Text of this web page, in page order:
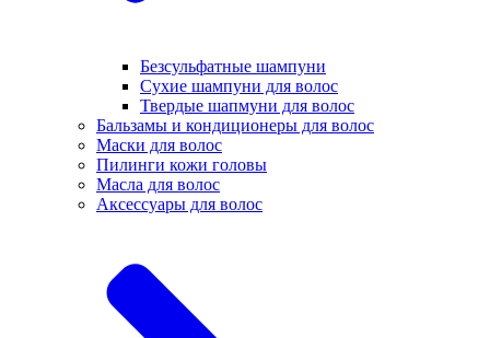
Безсульфатные шампуни
Сухие шампуни для волос
Твердые шапмуни для волос
Бальзамы и кондиционеры для волос
Маски для волос
Пилинги кожи головы
Масла для волос
Аксессуары для волос